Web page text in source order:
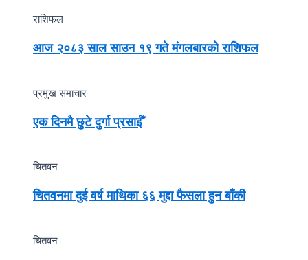
राशिफल
आज २०८३ साल साउन १९ गते मंगलबारको राशिफल
प्रमुख समाचार
एक दिनमै छुटे दुर्गा प्रसाईँ
चितवन
चितवनमा दुई वर्ष माथिका ६६ मुद्दा फैसला हुन बाँकी
चितवन